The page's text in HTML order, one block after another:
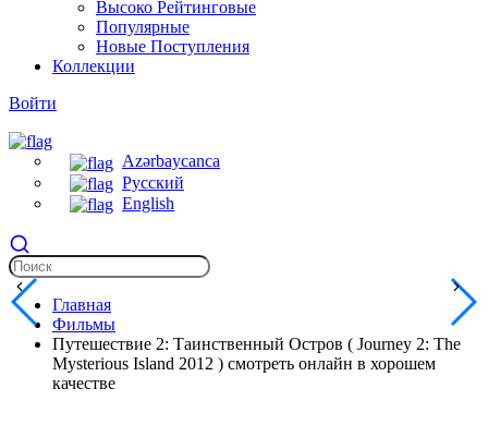
Высоко Рейтинговые
Популярные
Новые Поступления
Коллекции
Войти
Azərbaycanca
Русский
English
Главная
Фильмы
Путешествие 2: Таинственный Остров ( Journey 2: The
Mysterious Island 2012 ) смотреть онлайн в хорошем
качестве